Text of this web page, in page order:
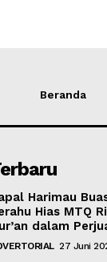
Beranda
Harimau
Hias MTQ
dalam
27 Juni